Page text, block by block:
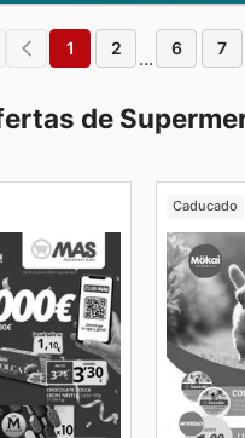
1 2 ... 6 7
de
Caducado